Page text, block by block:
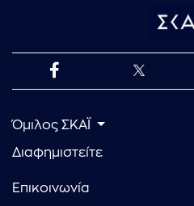
Όμιλος ΣΚΑΪ
Διαφημιστείτε
Επικοινωνία